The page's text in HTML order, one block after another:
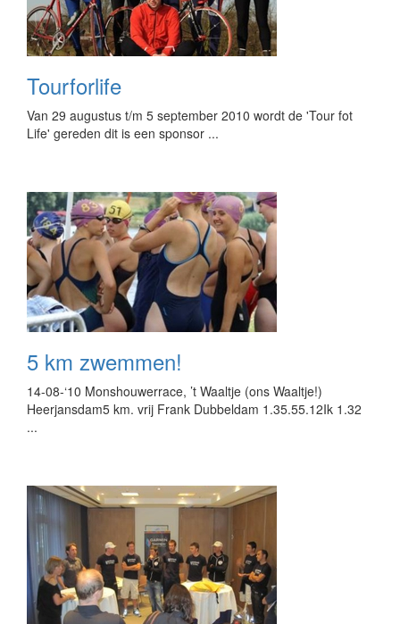
Tourforlife
Van 29 augustus t/m 5 september 2010 wordt de 'Tour fot
Life' gereden dit is een sponsor ...
5 km zwemmen!
14-08-‘10 Monshouwerrace, ’t Waaltje (ons Waaltje!)
Heerjansdam5 km. vrij Frank Dubbeldam 1.35.55.12Ik 1.32
...